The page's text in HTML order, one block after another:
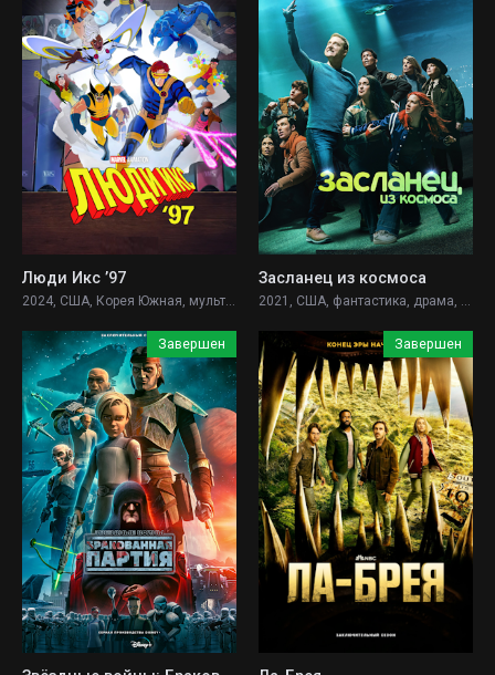
Люди Икс ’97
2024, США, Корея Южная, мультфильм, фантастика, боевик, приключения,
Засланец из космоса
2021, США, фантастика, драма, комедия, детектив,
Завершен Завершен